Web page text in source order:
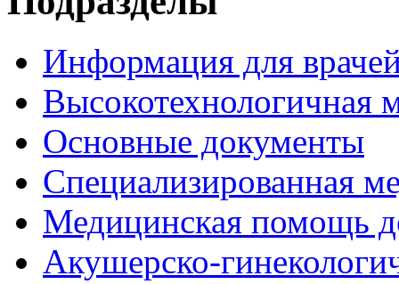
Информация для
Высокотехнологичная
Основные документы
Специализированная
Медицинская помощь
Акушерско-